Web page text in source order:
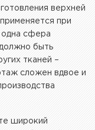
верхней
при
сфера
быть
тканей –
сложен вдвое и
широкий